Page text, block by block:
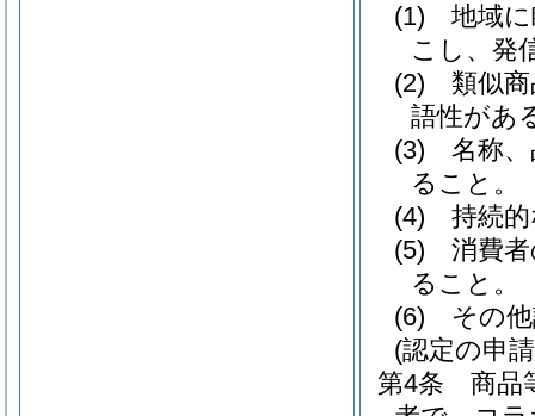
(1)
地域
こし、発
(2)
類似
語性があ
(3)
名称
ること。
(4)
持続
(5)
消費
ること。
(6)
その
(認定の申
第4条
商品